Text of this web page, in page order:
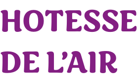
HOTESSE
DE L’AIR